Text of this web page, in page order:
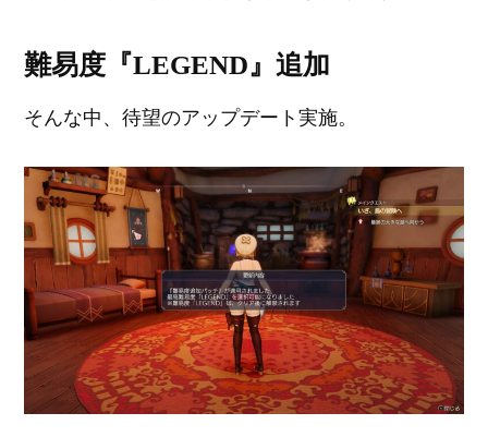
難易度『LEGEND』追加
そんな中、待望のアップデート実施。